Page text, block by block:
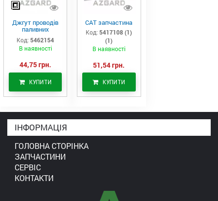
Джгут проводів
паливних
форсунок CAT
C7/C9 (546-2154)
Код: 5462154
В наявності
44,75 грн.
КУПИТИ
САТ запчастина
Код: 5417108 (1)
(1)
В наявності
51,54 грн.
КУПИТИ
ІНФОРМАЦІЯ
ГОЛОВНА СТОРІНКА
ЗАПЧАСТИНИ
СЕРВІС
КОНТАКТИ